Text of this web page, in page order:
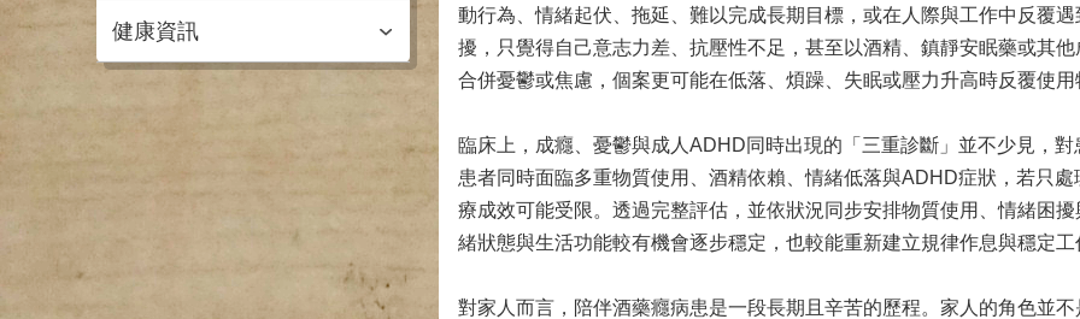
健康資訊
動行為、情緒起伏、拖延、難以完成長期目標，或在人際與工作中反覆
擾，只覺得自己意志力差、抗壓性不足，甚至以酒精、鎮靜安眠藥或其
合併憂鬱或焦慮，個案更可能在低落、煩躁、失眠或壓力升高時反覆使用
臨床上，成癮、憂鬱與成人ADHD同時出現的「三重診斷」並不少見，
患者同時面臨多重物質使用、酒精依賴、情緒低落與ADHD症狀，若只
療成效可能受限。透過完整評估，並依狀況同步安排物質使用、情緒困
緒狀態與生活功能較有機會逐步穩定，也較能重新建立規律作息與穩定工
對家人而言，陪伴酒藥癮病患是一段長期且辛苦的歷程。家人的角色並